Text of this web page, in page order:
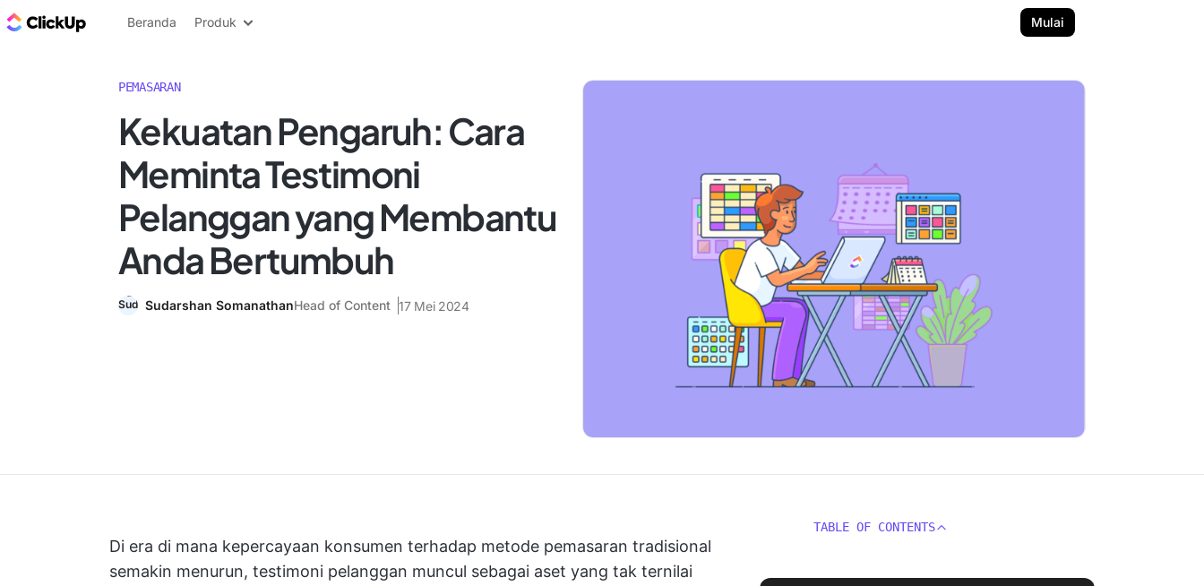
Blog ClickUp
Beranda Produk Mulai
PEMASARAN
Kekuatan Pengaruh: Cara
Meminta Testimoni
Pelanggan yang Membantu
Anda Bertumbuh
Sudarshan SomanathanHead of Content 17 Mei 2024
Di era di mana kepercayaan konsumen terhadap metode pemasaran tradisional
semakin menurun, testimoni pelanggan muncul sebagai aset yang tak ternilai
TABLE OF CONTENTS